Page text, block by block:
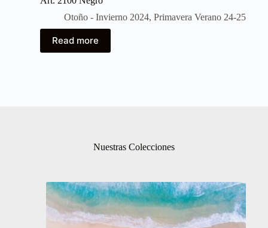
Otoño - Invierno 2024, Primavera Verano 24-25
Read more
Nuestras Colecciones